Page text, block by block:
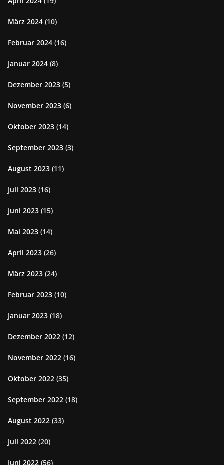
März 2024 (10)
Februar 2024 (16)
Januar 2024 (8)
Dezember 2023 (5)
November 2023 (6)
Oktober 2023 (14)
September 2023 (3)
August 2023 (11)
Juli 2023 (16)
Juni 2023 (15)
Mai 2023 (14)
April 2023 (26)
März 2023 (24)
Februar 2023 (10)
Januar 2023 (18)
Dezember 2022 (12)
November 2022 (16)
Oktober 2022 (35)
September 2022 (18)
August 2022 (33)
Juli 2022 (20)
Juni 2022 (56)